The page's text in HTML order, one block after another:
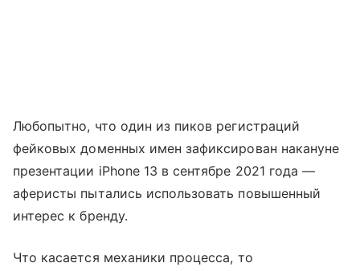
Любопытно, что один из пиков регистраций
фейковых доменных имен зафиксирован накануне
презентации iPhone 13 в сентябре 2021 года —
аферисты пытались использовать повышенный
интерес к бренду.
Что касается механики процесса, то